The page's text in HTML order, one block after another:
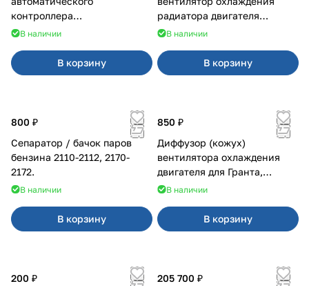
контроллера
стеклоподъемников для
В наличии
В корзину
радиатора двигателя
Приора 2170 Panasonic
В наличии
В корзину
800 ₽
Сепаратор / бачок паров
бензина 2110-2112, 2170-
2172.
В наличии
В корзину
850 ₽
Диффузор (кожух)
вентилятора охлаждения
двигателя для Гранта,
Калина-2, Датсун нового
В наличии
В корзину
200 ₽
205 700 ₽